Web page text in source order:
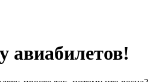
авиабилетов!